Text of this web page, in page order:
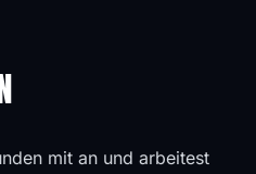
mit an und arbeitest